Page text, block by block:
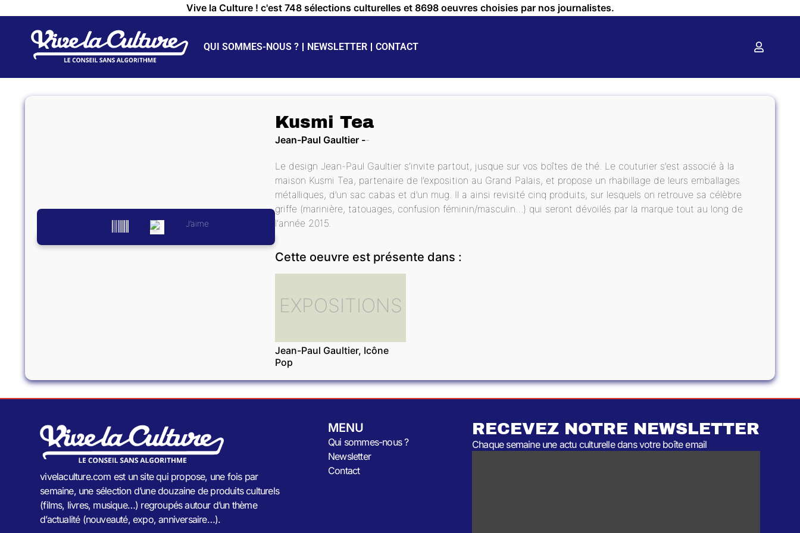
Vive la Culture ! c'est 748 sélections culturelles et 8698 oeuvres choisies par nos journalistes.
QUI SOMMES-NOUS ? NEWSLETTER CONTACT
J’aime
Kusmi Tea
Jean-Paul Gaultier
Le design Jean-Paul Gaultier s’invite partout, jusque sur vos boîtes de thé. Le couturier s’est associé à la
maison Kusmi Tea, partenaire de l’exposition au Grand Palais, et propose un rhabillage de leurs emballages
métalliques, d’un sac cabas et d’un mug. Il a ainsi revisité cinq produits, sur lesquels on retrouve sa célèbre
griffe (marinière, tatouages, confusion féminin/masculin…) qui seront dévoilés par la marque tout au long de
l'année 2015.
Cette oeuvre est présente dans :
EXPOSITIONS
Jean-Paul Gaultier, Icône
Pop
vivelaculture.com est un site qui propose, une fois par
semaine, une sélection d’une douzaine de produits culturels
(films, livres, musique…) regroupés autour d’un thème
d’actualité (nouveauté, expo, anniversaire…).
MENU
Qui sommes-nous ?
Newsletter
Contact
RECEVEZ NOTRE NEWSLETTER
Chaque semaine une actu culturelle dans votre boîte email